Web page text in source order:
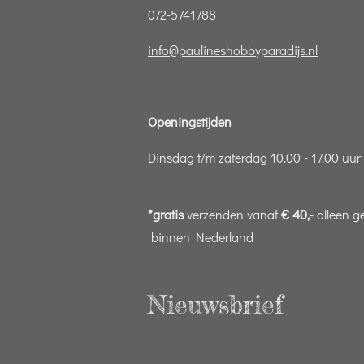
072-5741788
info@paulineshobbyparadijs.nl
Openingstijden
Dinsdag t/m zaterdag 10.00 - 17.00 uur
*gratisverzenden vanaf€ 40,- alleen
binnen Nederland
Nieuwsbrief